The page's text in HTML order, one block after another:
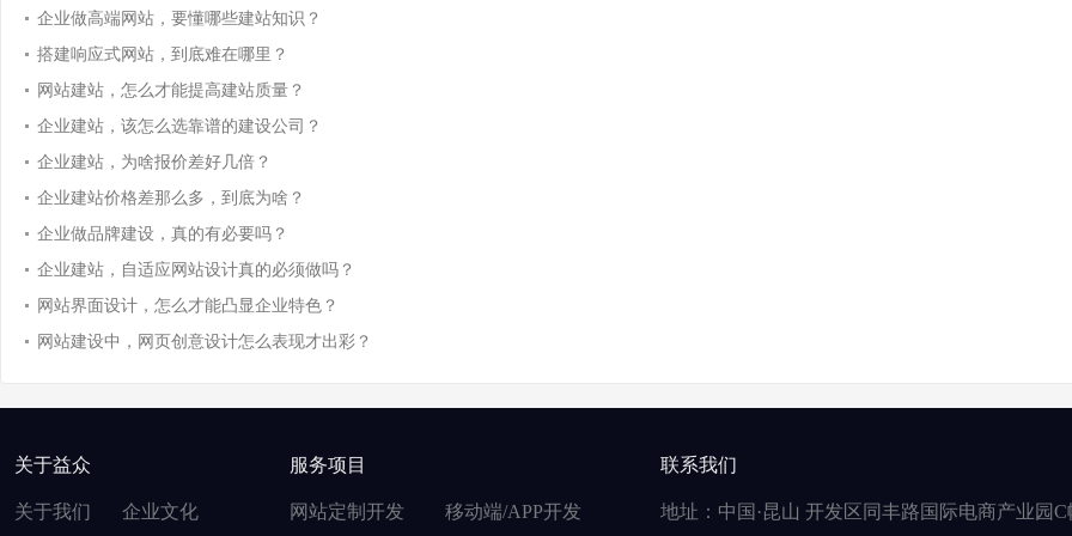
企业做高端网站，要懂哪些建站知识？
搭建响应式网站，到底难在哪里？
网站建站，怎么才能提高建站质量？
企业建站，该怎么选靠谱的建设公司？
企业建站，为啥报价差好几倍？
企业建站价格差那么多，到底为啥？
企业做品牌建设，真的有必要吗？
企业建站，自适应网站设计真的必须做吗？
网站界面设计，怎么才能凸显企业特色？
网站建设中，网页创意设计怎么表现才出彩？
关于益众
关于我们 企业文化
服务项目
网站定制开发 移动端/APP开发
联系我们
地址：中国·昆山 开发区同丰路国际电商产业园C